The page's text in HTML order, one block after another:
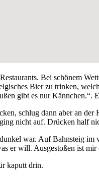
Bei schönem
Bier zu trinken,
gibt es nur
schlug dann aber an der
nicht auf. Drücken half
dunkel war. Auf Bahnsteig
er will. Ausgestoßen ist
kaputt drin.